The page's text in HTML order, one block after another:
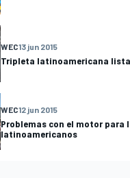
WEC13 jun 2015
Tripleta latinoamericana lista
WEC12 jun 2015
Problemas con el motor para
latinoamericanos